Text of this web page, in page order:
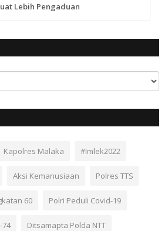
Lebih Pengaduan
Kapolres Malaka #Imlek2022
Aksi Kemanusiaan Polres TTS
60 Polri Peduli Covid-19
74 Ditsamapta Polda NTT